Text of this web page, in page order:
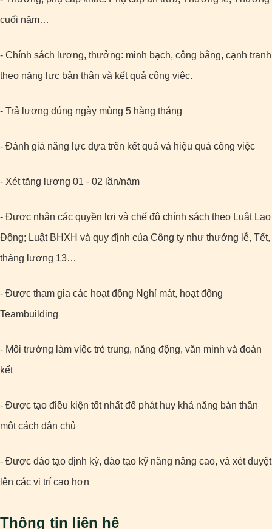
cuối năm…
- Chính sách lương, thưởng: minh bạch, công bằng, cạnh tranh
theo năng lực bản thân và kết quả công việc.
- Trả lương đúng ngày mùng 5 hàng tháng
- Đánh giá năng lực dựa trên kết quả và hiệu quả công việc
- Xét tăng lương 01 - 02 lần/năm
- Được nhận các quyền lợi và chế độ chính sách theo Luật Lao
Động; Luật BHXH và quy định của Công ty như thưởng lễ, Tết,
tháng lương 13…
- Được tham gia các hoạt động Nghỉ mát, hoạt động
Teambuilding
- Môi trường làm việc trẻ trung, năng động, văn minh và đoàn
kết
- Được tạo điều kiện tốt nhất để phát huy khả năng bản thân
một cách dân chủ
- Được đào tạo định kỳ, đào tạo kỹ năng nâng cao, và xét duyệt
lên các vị trí cao hơn
Thông tin liên hệ